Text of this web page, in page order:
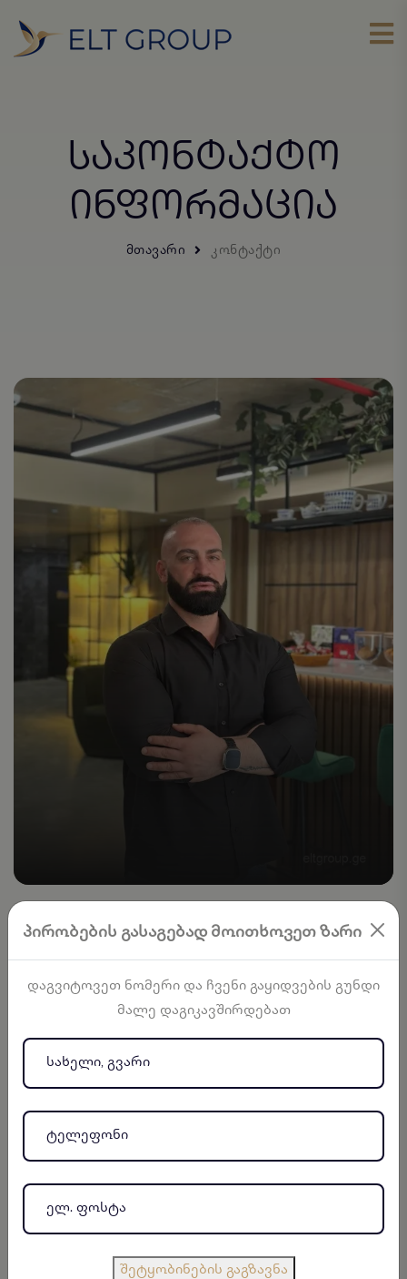
ᲡᲐᲙᲝᲜᲢᲐᲥᲢᲝ
ᲘᲜᲤᲝᲠᲛᲐᲪᲘᲐ
ᲛᲗᲐᲕᲐᲠᲘ ᲙᲝᲜᲢᲐᲥᲢᲘ
ᲒᲐᲧᲘᲓᲕᲔᲑᲘᲡ ᲛᲔᲜᲔᲯᲔᲠᲘ
ჯეკ აზი
zhakkues.azzi@eltgroup.ge
+995 577 24 52 18
პირობების გასაგებად მოითხოვეთ ზარი
დაგვიტოვეთ ნომერი და ჩვენი გაყიდვების გუნდი
მალე დაგიკავშირდებათ
შეტყობინების გაგზავნა